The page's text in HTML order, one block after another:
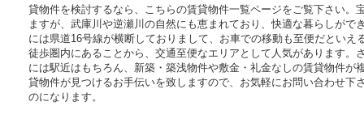
貸物件を検討するなら、こちらの賃貸物件一覧ページをご覧下さい。
ますが、武庫川や逆瀬川の自然にも恵まれており、快適な暮らしがで
には県道16号線が横断しておりまして、お車での移動も至便だといえ
徒歩圏内にあることから、交通至便なエリアとして人気があります。
には駅近はもちろん、新築・築浅物件や敷金・礼金なしの賃貸物件が
貸物件が見つけるお手伝いを致しますので、お気軽にお問い合わせ
のになります。